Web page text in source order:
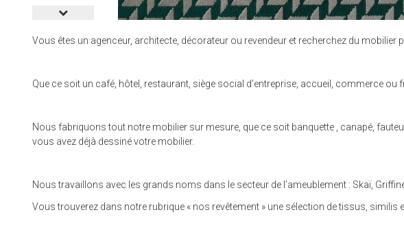
Vous êtes un agenceur, architecte, décorateur ou revendeur et recherchez du mobilier
Que ce soit un café, hôtel, restaurant, siège social d’entreprise, accueil, commerce
Nous fabriquons tout notre mobilier sur mesure, que ce soit banquette , canapé,
vous avez déjà dessiné votre mobilier.
Nous travaillons avec les grands noms dans le secteur de l’ameublement : Skaï,
Vous trouverez dans notre rubrique « nos revêtement » une sélection de tissus, similis